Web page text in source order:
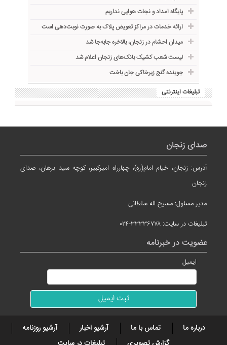
پایگاه امداد و نجات هوایی نداریم
ارائه خدمات در مراکز تعویض پلاک به صورت نوبت‌دهی است
میدان احشام در زنجان، بالاخره جا‌به‌جا شد
لیست شعب کشیک بانک‌های زنجان اعلام شد
جوینده گنج زیرخاکی جان باخت
تبلیغات اینترنتی
صدای زنجان
آدرس: زنجان، خیام امام(ره)، چهارراه امیرکبیر، کوچه سید برهان، صدای
زنجان
مدیر مسئول: مسیح اله سلطانی
تبلیغات در سایت: ۳۳۳۳۶۷۷۸-۰۲۴
عضویت در خبرنامه
ایمیل
درباره ما تماس با ما آرشیو اخبار
آرشیو روزنامه